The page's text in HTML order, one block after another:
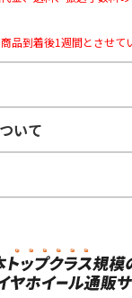
品到着後1週間とさせて
観により判断して
めご了承ください。
いて